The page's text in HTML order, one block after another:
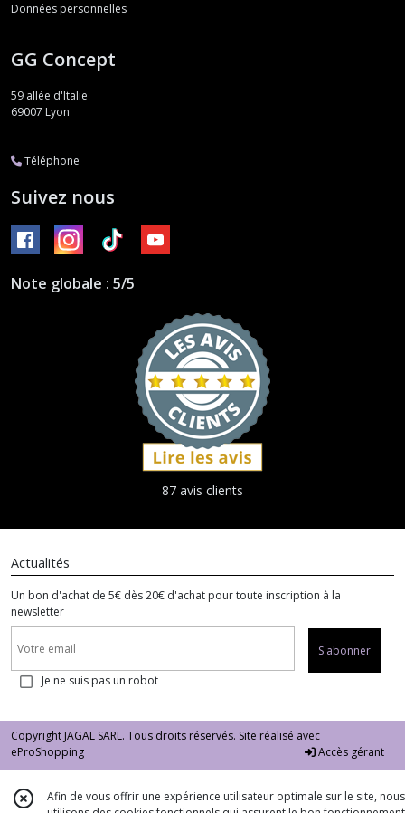
Données personnelles
GG Concept
59 allée d'Italie
69007 Lyon
Téléphone
Suivez nous
Note globale : 5/5
87 avis clients
Actualités
Un bon d'achat de 5€ dès 20€ d'achat pour toute inscription à la
newsletter
S'abonner
Je ne suis pas un robot
Copyright JAGAL SARL. Tous droits réservés. Site réalisé avec
eProShopping
Accès gérant
Afin de vous offrir une expérience utilisateur optimale sur le site, nous